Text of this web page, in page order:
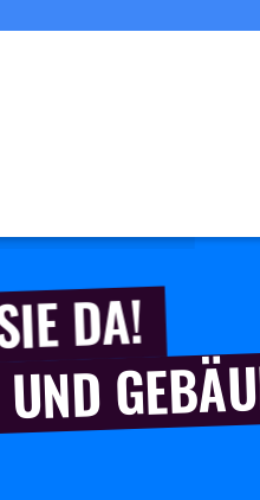
DA!